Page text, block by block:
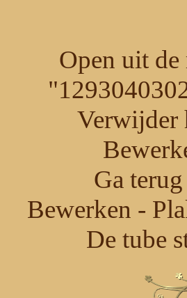
Open uit de
Verwijder
Ga
Bewerken -
De tube